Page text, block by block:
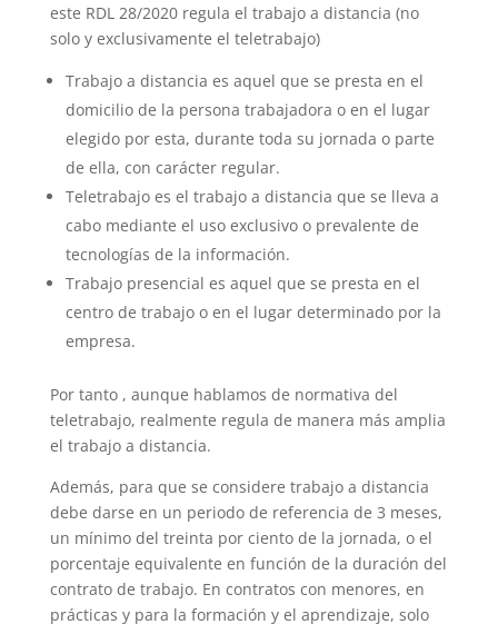
este RDL 28/2020 regula el trabajo a distancia (no
solo y exclusivamente el teletrabajo)
Trabajo a distancia es aquel que se presta en el
domicilio de la persona trabajadora o en el lugar
elegido por esta, durante toda su jornada o parte
de ella, con carácter regular.
Teletrabajo es el trabajo a distancia que se lleva a
cabo mediante el uso exclusivo o prevalente de
tecnologías de la información.
Trabajo presencial es aquel que se presta en el
centro de trabajo o en el lugar determinado por la
empresa.
Por tanto , aunque hablamos de normativa del
teletrabajo, realmente regula de manera más amplia
el trabajo a distancia.
Además, para que se considere trabajo a distancia
debe darse en un periodo de referencia de 3 meses,
un mínimo del treinta por ciento de la jornada, o el
porcentaje equivalente en función de la duración del
contrato de trabajo. En contratos con menores, en
prácticas y para la formación y el aprendizaje, solo